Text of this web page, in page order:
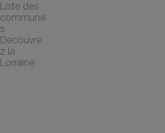
Liste des
commune
s
Découvre
z la
Lorraine